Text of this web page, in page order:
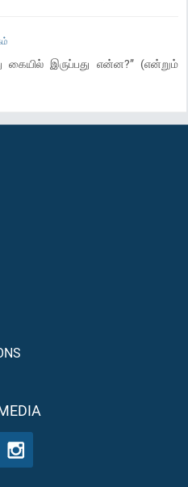
கையில் இருப்பது என்ன?” (என்றும்